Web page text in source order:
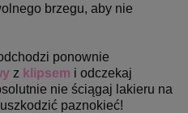
brzegu, aby nie
ponownie
z klipsem i odczekaj
nie ściągaj lakieru na
paznokieć!